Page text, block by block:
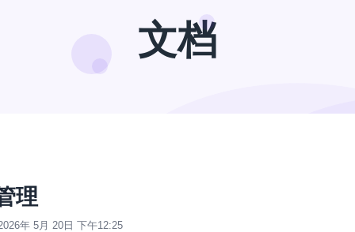
文档
理
年 5月 20日 下午12:25